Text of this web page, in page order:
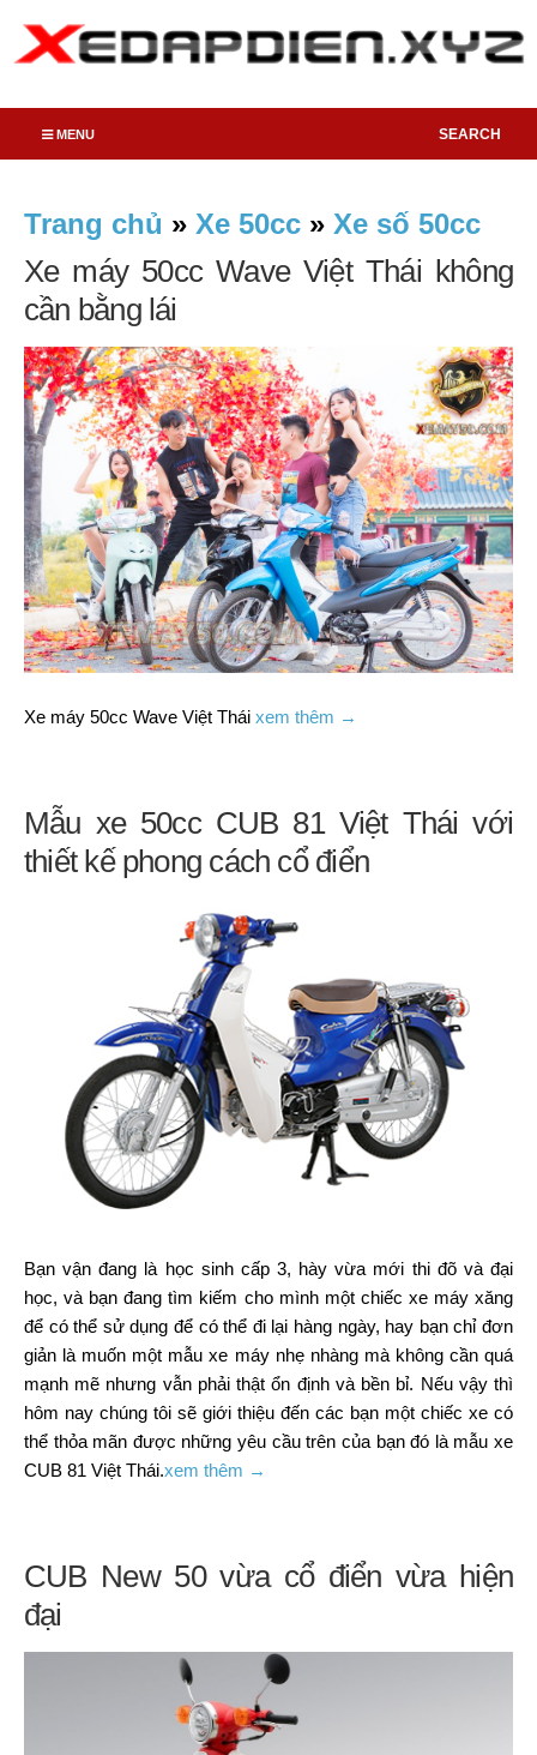
SEARCH
MENU
Trang chủ » Xe 50cc » Xe số 50cc
Xe máy 50cc Wave Việt Thái không
cần bằng lái
Xe máy 50cc Wave Việt Thái xem thêm →
Mẫu xe 50cc CUB 81 Việt Thái với
thiết kế phong cách cổ điển
Bạn vận đang là học sinh cấp 3, hày vừa mới thi đõ và đại
học, và bạn đang tìm kiếm cho mình một chiếc xe máy xăng
để có thể sử dụng để có thể đi lại hàng ngày, hay bạn chỉ đơn
giản là muốn một mẫu xe máy nhẹ nhàng mà không cần quá
mạnh mẽ nhưng vẫn phải thật ổn định và bền bỉ. Nếu vậy thì
hôm nay chúng tôi sẽ giới thiệu đến các bạn một chiếc xe có
thể thỏa mãn được những yêu cầu trên của bạn đó là mẫu xe
CUB 81 Việt Thái.xem thêm →
CUB New 50 vừa cổ điển vừa hiện
đại